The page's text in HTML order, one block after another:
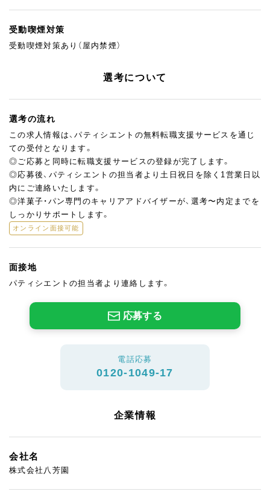
受動喫煙対策
受動喫煙対策あり（屋内禁煙）
選考について
選考の流れ
この求人情報は、パティシエントの無料転職支援サービスを通じ
ての受付となります。
◎ご応募と同時に転職支援サービスの登録が完了します。
◎応募後、パティシエントの担当者より土日祝日を除く1営業日以
内にご連絡いたします。
◎洋菓子・パン専門のキャリアアドバイザーが、選考〜内定までを
しっかりサポートします。
オンライン面接可能
面接地
パティシエントの担当者より連絡します。
応募する
電話応募
0120-1049-17
企業情報
会社名
株式会社八芳園